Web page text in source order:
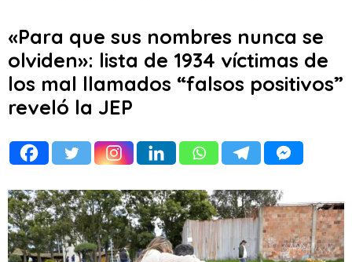
«Para que sus nombres nunca se
olviden»: lista de 1934 víctimas de
los mal llamados “falsos positivos”
reveló la JEP